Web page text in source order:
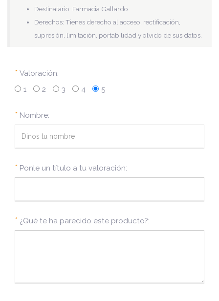
Destinatario: Farmacia Gallardo
Derechos: Tienes derecho al acceso, rectificación,
supresión, limitación, portabilidad y olvido de sus datos.
* Valoración:
1
2 3 4 5
* Nombre:
* Ponle un título a tu valoración:
* ¿Qué te ha parecido este producto?: